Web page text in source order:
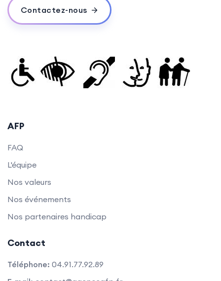
Contactez-nous
AFP
FAQ
L'équipe
Nos valeurs
Nos événements
Nos partenaires handicap
Contact
Téléphone: 04.91.77.92.89